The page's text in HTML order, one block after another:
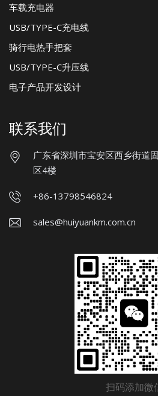
车载充电器
USB/TYPE-C充电线
骑行电热手把套
USB/TYPE-C升压线
电子产品开发设计
联系我们
广东省深圳市宝安区西乡街道
区4楼
+86-13798546824
sales@huiyuankm.com.cn
扫码添加微